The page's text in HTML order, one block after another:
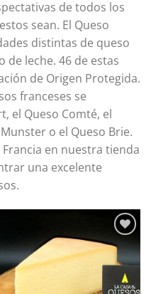
de todos los
sean. El Queso
distintas de queso
leche. 46 de estas
de Origen Protegida.
franceses se
el Queso Comté, el
o el Queso Brie.
en nuestra tienda
una excelente
Añadir
a la
lista de
deseos